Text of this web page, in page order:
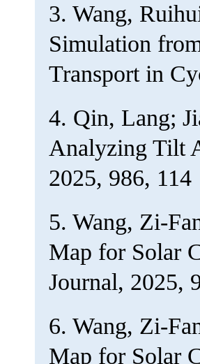
3. Wang,
Simulation
Transport in
4. Qin, Lang;
Analyzing Tilt
2025, 986, 114
5. Wang, Zi-
Map for Solar
Journal, 2025,
6. Wang, Zi-
Map for Solar